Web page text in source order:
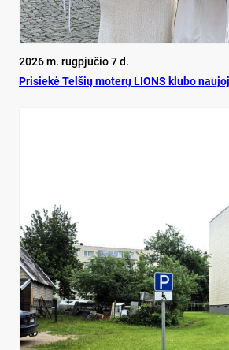
2026 m. rugpjūčio 7 d.
Pri­siekė Tel­šių mo­terų LIONS klu­bo